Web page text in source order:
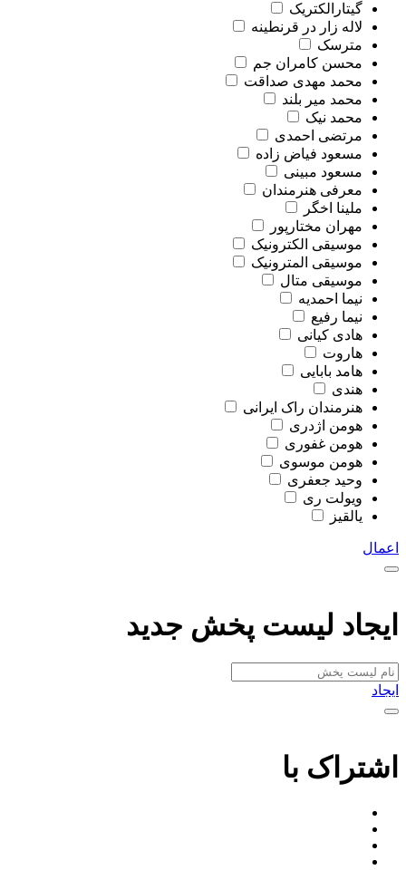
گیتارالکتریک
لاله زار در قرنطینه
مترسک
محسن کامران جم
محمد مهدی صداقت
محمد میر بلند
محمد نیک
مرتضی احمدی
مسعود فیاض زاده
مسعود مبینی
معرفی هنرمندان
ملینا اخگر
مهران مختارپور
موسیقی الکترونیک
موسیقی المترونیک
موسیقی متال
نیما احمدیه
نیما رفیع
هادی کیانی
هاروت
هامد بابایی
هندی
هنرمندان راک ایرانی
هومن اژدری
هومن غفوری
هومن موسوی
وحید جعفری
ویولت ری
یالقیز
اعمال
ایجاد لیست پخش جدید
ایجاد
اشتراک با